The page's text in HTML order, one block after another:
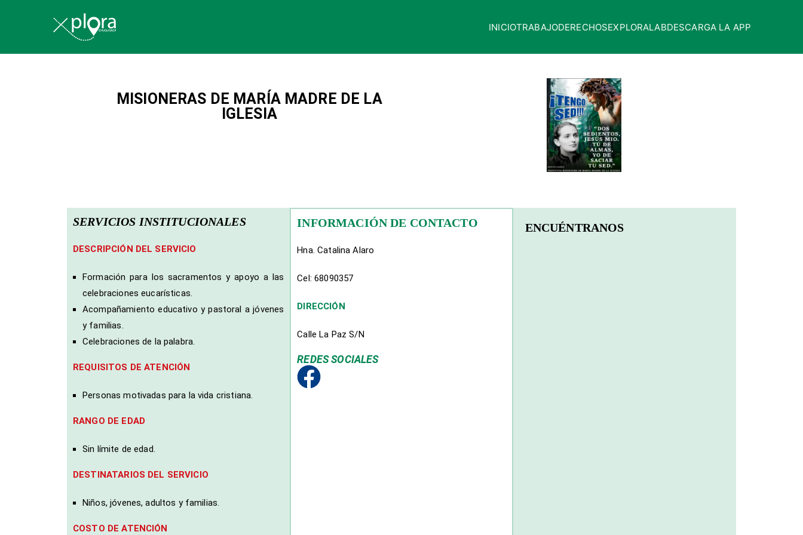
INICIOTRABAJODERECHOSEXPLORALABDESCARGA LA APP
MISIONERAS DE MARÍA MADRE DE LA
IGLESIA
SERVICIOS INSTITUCIONALES
DESCRIPCIÓN DEL SERVICIO
Formación para los sacramentos y apoyo a las
celebraciones eucarísticas.
Acompañamiento educativo y pastoral a jóvenes
y familias.
Celebraciones de la palabra.
REQUISITOS DE ATENCIÓN
Personas motivadas para la vida cristiana.
RANGO DE EDAD
Sin límite de edad.
DESTINATARIOS DEL SERVICIO
Niños, jóvenes, adultos y familias.
COSTO DE ATENCIÓN
INFORMACIÓN DE CONTACTO
Hna. Catalina Alaro
Cel: 68090357
DIRECCIÓN
Calle La Paz S/N
REDES SOCIALES
ENCUÉNTRANOS